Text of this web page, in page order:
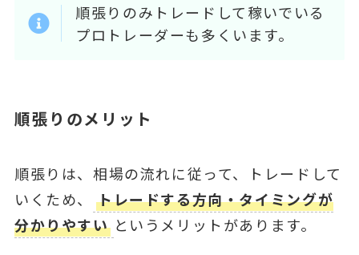
順張りのみトレードして稼いでいる
プロトレーダーも多くいます。
順張りのメリット
順張りは、相場の流れに従って、トレードして
いくため、
トレードする方向・タイミングが
分かりやすい というメリットがあります。